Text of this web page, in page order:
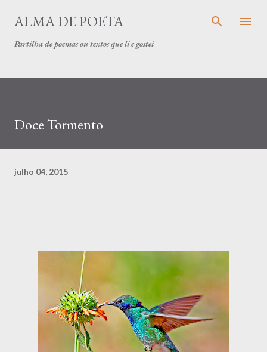
Avançar para o conteúdo principal
ALMA DE POETA
Partilha de poemas ou textos que li e gostei
Doce Tormento
julho 04, 2015